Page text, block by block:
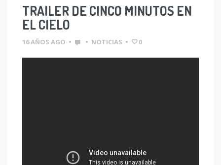
TRAILER DE CINCO MINUTOS EN
EL CIELO
16 AÑOS AGO • • NOTICIAS • 0